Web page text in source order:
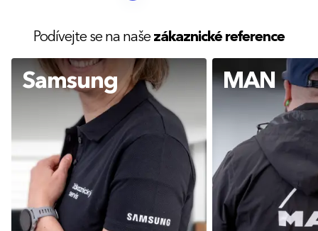
Podívejte se na našezákaznické reference
Samsung MAN